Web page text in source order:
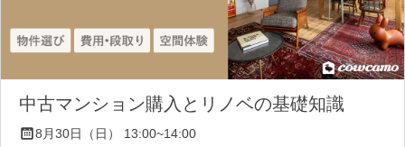
中古マンション購入とリノベの基礎知識
8月30日（日） 13:00~14:00